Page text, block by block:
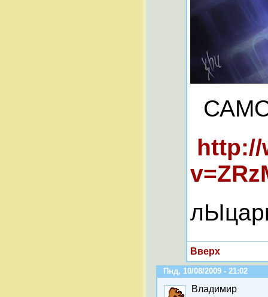
http://
Вверх
Пнд, 10/08/2009 - 21:02
Владимир